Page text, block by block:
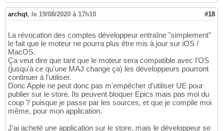
archqt, le 19/08/2020 à 17h10 #18
La révocation des comptes développeur entraîne "simplement"
le fait que le moteur ne pourra plus être mis à jour sur iOS /
MacOS.
Ça veut dire que tant que le moteur sera compatible avec l'OS
(jusqu'à ce qu'une MAJ change ça) les développeurs pourront
continuer à l'utiliser.
Donc Apple ne peut donc pas m'empêcher d'utiliser UE pour
publier sur le store. Ils peuvent bloquer Epics mais pas moi du
coup ? puisque je passe par les sources, et que je compile moi
même, pour mon application.
J'ai acheté une application sur le store, mais le développeur se